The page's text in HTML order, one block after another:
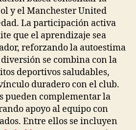
y el Manchester United
La participación activa
que el aprendizaje sea
reforzando la autoestima
se combina con la
deportivos saludables,
duradero con el club.
pueden complementar la
apoyo al equipo con
Entre ellos se incluyen